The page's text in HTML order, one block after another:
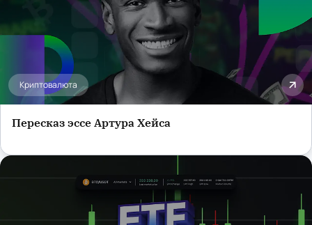
Криптовалюта
Пересказ эссе Артура Хейса